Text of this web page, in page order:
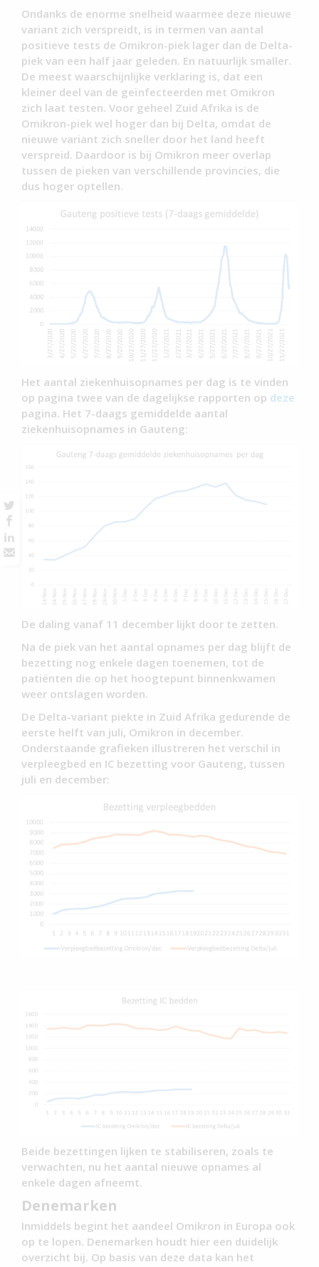
Ondanks de enorme snelheid waarmee deze nieuwe
variant zich verspreidt, is in termen van aantal
positieve tests de Omikron-piek lager dan de Delta-
piek van een half jaar geleden. En natuurlijk smaller.
De meest waarschijnlijke verklaring is, dat een
kleiner deel van de geïnfecteerden met Omikron
zich laat testen. Voor geheel Zuid Afrika is de
Omikron-piek wel hoger dan bij Delta, omdat de
nieuwe variant zich sneller door het land heeft
verspreid. Daardoor is bij Omikron meer overlap
tussen de pieken van verschillende provincies, die
dus hoger optellen.
Het aantal ziekenhuisopnames per dag is te vinden
op pagina twee van de dagelijkse rapporten op deze
pagina. Het 7-daags gemiddelde aantal
ziekenhuisopnames in Gauteng:
De daling vanaf 11 december lijkt door te zetten.
Na de piek van het aantal opnames per dag blijft de
bezetting nog enkele dagen toenemen, tot de
patiënten die op het hoogtepunt binnenkwamen
weer ontslagen worden.
De Delta-variant piekte in Zuid Afrika gedurende de
eerste helft van juli, Omikron in december.
Onderstaande grafieken illustreren het verschil in
verpleegbed en IC bezetting voor Gauteng, tussen
juli en december:
Beide bezettingen lijken te stabiliseren, zoals te
verwachten, nu het aantal nieuwe opnames al
enkele dagen afneemt.
Denemarken
Inmiddels begint het aandeel Omikron in Europa ook
op te lopen. Denemarken houdt hier een duidelijk
overzicht bij. Op basis van deze data kan het